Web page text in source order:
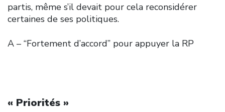
partis, même s’il devait pour cela reconsidérer
certaines de ses politiques.
A – “Fortement d’accord” pour appuyer la RP
« Priorités »